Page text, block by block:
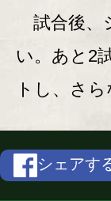
試合後、
い。あと2
トし、さ
シェアす